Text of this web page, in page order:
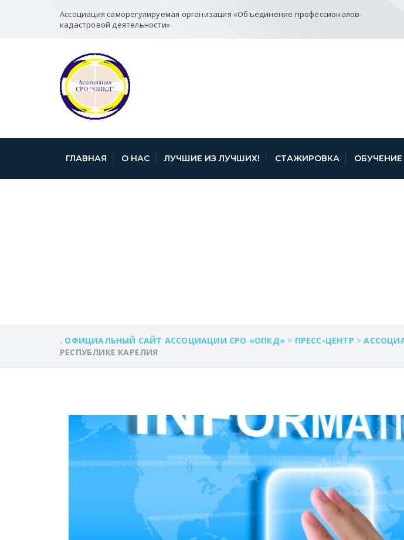
Ассоциация саморегулируемая организация «Объединение профессионалов
кадастровой деятельности»
ГЛАВНАЯ О НАС ЛУЧШИЕ ИЗ ЛУЧШИХ! СТАЖИРОВКА ОБУЧЕНИЕ
. ОФИЦИАЛЬНЫЙ САЙТ АССОЦИАЦИИ СРО «ОПКД» > ПРЕСС-ЦЕНТР >
РЕСПУБЛИКЕ КАРЕЛИЯ